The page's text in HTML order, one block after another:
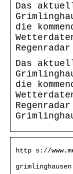
Das
die
Das
die
http s://
grimlinghausen